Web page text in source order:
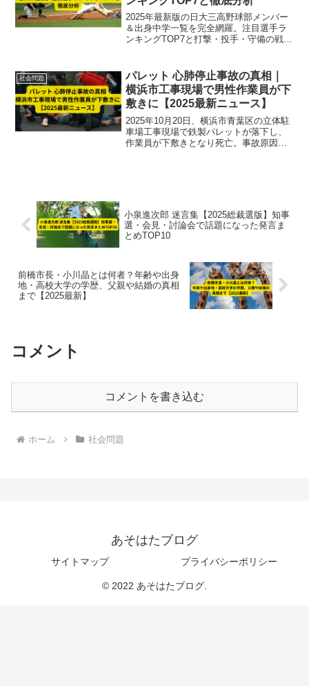
2025年最新版の日大三高野球部メンバー
＆出身中学一覧を完全網羅。注目選手ラ
ンキングTOP7と打撃・投手・守備の戦力
社会問題
パレット 心肺停止事故の真相｜
横浜市工事現場で男性作業員が下
敷きに【2025最新ニュース】
2025年10月20日、横浜市青葉区の立体駐
車場工事現場で鉄製パレットが落下し、
作業員が下敷きとなり死亡。事故原因や
小泉進次郎 迷言集【2025総裁選版】知事
選・会見・討論会で話題になった発言ま
とめTOP10
前橋市長・小川晶とは何者？年齢や出身
地・高校大学の学歴、父親や結婚の真相
まで【2025最新】
コメント
コメントを書き込む
ホーム 社会問題
あそはたブログ
サイトマップ プライバシーポリシー
© 2022 あそはたブログ.